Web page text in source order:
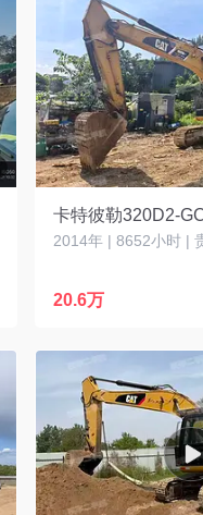
卡特彼勒320D2-
20.6万